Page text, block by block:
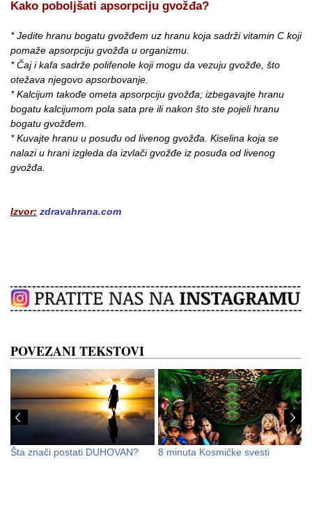
Kako poboljšati apsorpciju gvožđa?
* Jedite hranu bogatu gvožđem uz hranu koja sadrži vitamin C koji
pomaže apsorpciju gvožđa u organizmu.
* Čaj i kafa sadrže polifenole koji mogu da vezuju gvožđe, što
otežava njegovo apsorbovanje.
* Kalcijum takođe ometa apsorpciju gvožđa; izbegavajte hranu
bogatu kalcijumom pola sata pre ili nakon što ste pojeli hranu
bogatu gvožđem.
* Kuvajte hranu u posuđu od livenog gvožđa. Kiselina koja se
nalazi u hrani izgleda da izvlači gvožđe iz posuđa od livenog
gvožđa.
Izvor: zdravahrana.com
POVEZANI TEKSTOVI
Šta znači postati DUHOVAN? 8 minuta Kosmičke svesti